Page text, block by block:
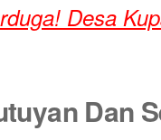
Desa
Dan